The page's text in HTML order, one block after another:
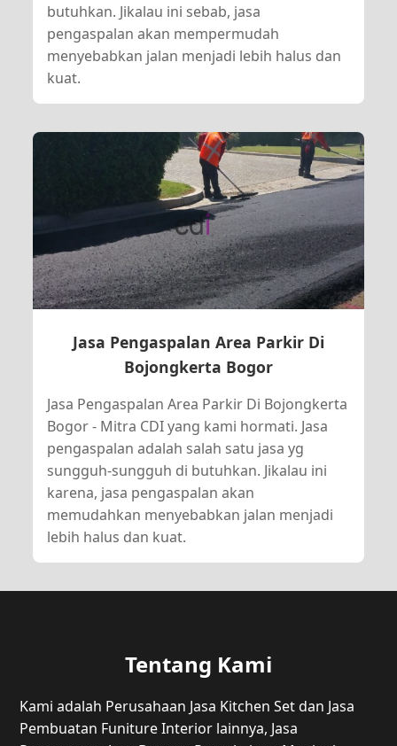
butuhkan. Jikalau ini sebab, jasa
pengaspalan akan mempermudah
menyebabkan jalan menjadi lebih halus dan
kuat.
Jasa Pengaspalan Area Parkir Di
Bojongkerta Bogor
Jasa Pengaspalan Area Parkir Di Bojongkerta
Bogor - Mitra CDI yang kami hormati. Jasa
pengaspalan adalah salah satu jasa yg
sungguh-sungguh di butuhkan. Jikalau ini
karena, jasa pengaspalan akan
memudahkan menyebabkan jalan menjadi
lebih halus dan kuat.
Tentang Kami
Kami adalah Perusahaan Jasa Kitchen Set dan Jasa
Pembuatan Funiture Interior lainnya, Jasa